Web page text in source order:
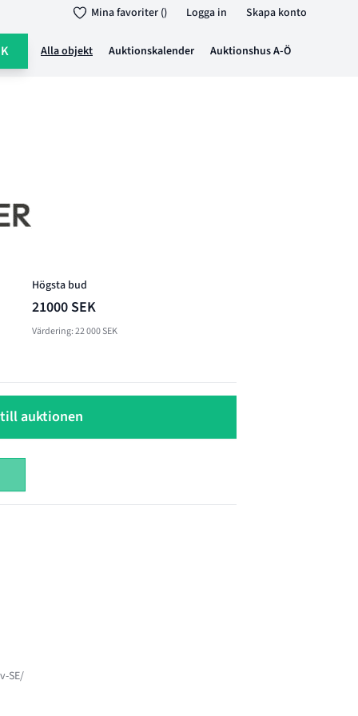
Mina favoriter () Logga in Skapa konto
Alla objekt Auktionskalender Auktionshus A-Ö
Högsta bud
21000 SEK
Värdering: 22 000 SEK
auktionen
SE/